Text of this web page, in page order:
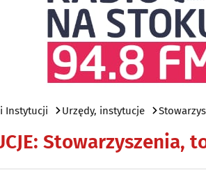
Instytucji Urzędy, instytucje
: Stowarzyszenia,